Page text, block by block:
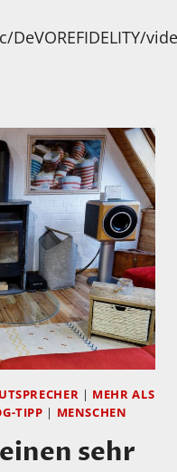
| MEHR ALS
TIPP | MENSCHEN
sehr